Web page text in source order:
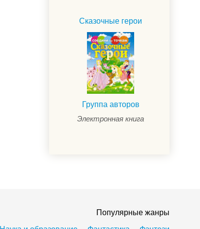
Сказочные герои
Группа авторов
Электронная книга
Популярные жанры